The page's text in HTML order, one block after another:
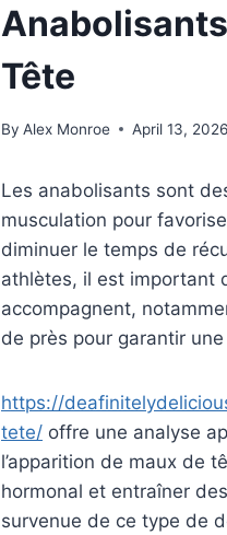
Tête
By Alex Monroe April 13, 2026
Les anabolisants sont
musculation pour
diminuer le temps de
athlètes, il est important
accompagnent,
de près pour garantir
https://
tete/ offre une analyse
l’apparition de maux de
hormonal et entraîner
survenue de ce type de